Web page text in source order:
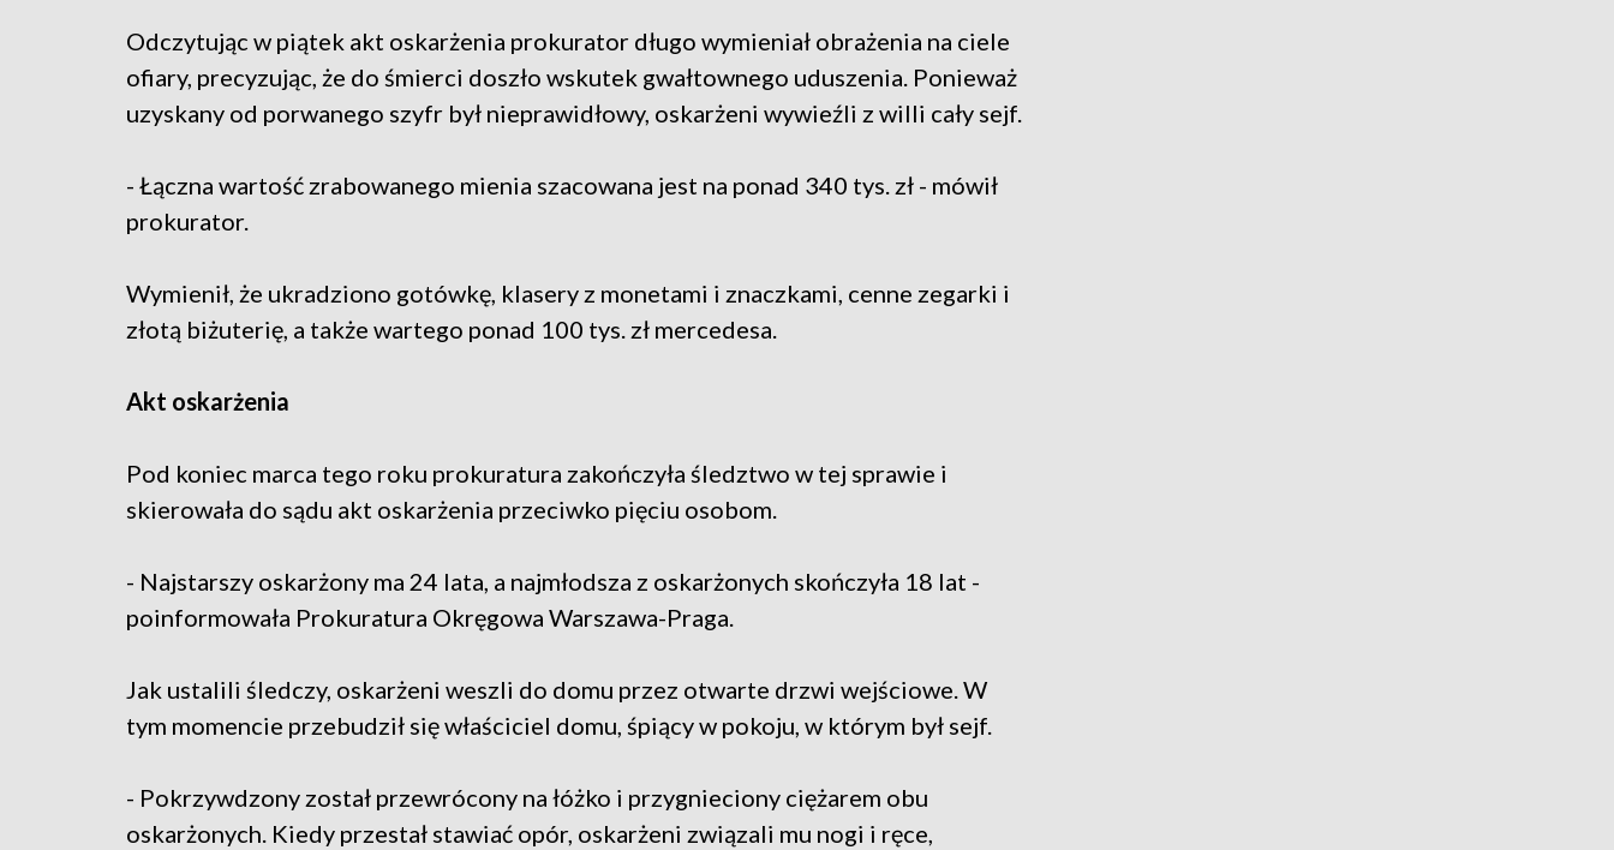
Odczytując w piątek akt oskarżenia prokurator długo wymieniał obrażenia na ciele
ofiary, precyzując, że do śmierci doszło wskutek gwałtownego uduszenia. Ponieważ
uzyskany od porwanego szyfr był nieprawidłowy, oskarżeni wywieźli z willi cały sejf.
- Łączna wartość zrabowanego mienia szacowana jest na ponad 340 tys. zł - mówił
prokurator.
Wymienił, że ukradziono gotówkę, klasery z monetami i znaczkami, cenne zegarki i
złotą biżuterię, a także wartego ponad 100 tys. zł mercedesa.
Akt oskarżenia
Pod koniec marca tego roku prokuratura zakończyła śledztwo w tej sprawie i
skierowała do sądu akt oskarżenia przeciwko pięciu osobom.
- Najstarszy oskarżony ma 24 lata, a najmłodsza z oskarżonych skończyła 18 lat -
poinformowała Prokuratura Okręgowa Warszawa-Praga.
Jak ustalili śledczy, oskarżeni weszli do domu przez otwarte drzwi wejściowe. W
tym momencie przebudził się właściciel domu, śpiący w pokoju, w którym był sejf.
- Pokrzywdzony został przewrócony na łóżko i przygnieciony ciężarem obu
oskarżonych. Kiedy przestał stawiać opór, oskarżeni związali mu nogi i ręce,